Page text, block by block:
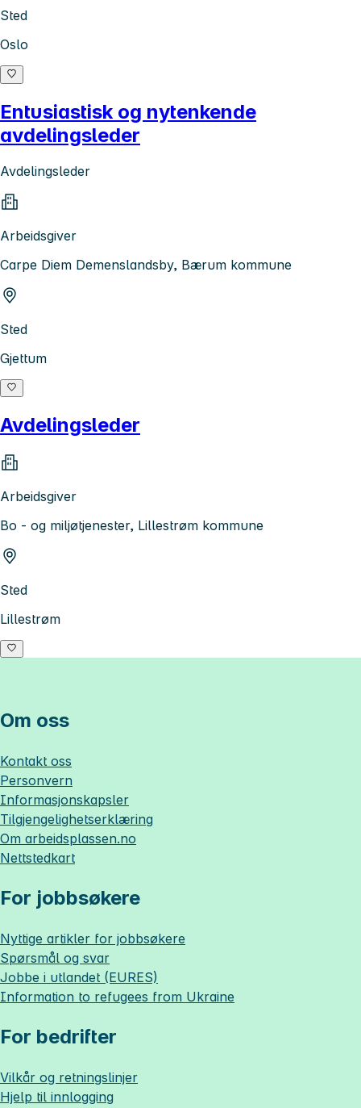
Sted
Oslo
Entusiastisk og nytenkende
avdelingsleder
Avdelingsleder
Arbeidsgiver
Carpe Diem Demenslandsby, Bærum kommune
Sted
Gjettum
Avdelingsleder
Arbeidsgiver
Bo - og miljøtjenester, Lillestrøm kommune
Sted
Lillestrøm
Om oss
Kontakt oss
Personvern
Informasjonskapsler
Tilgjengelighetserklæring
Om arbeidsplassen.no
Nettstedkart
For jobbsøkere
Nyttige artikler for jobbsøkere
Spørsmål og svar
Jobbe i utlandet (EURES)
Information to refugees from Ukraine
For bedrifter
Vilkår og retningslinjer
Hjelp til innlogging